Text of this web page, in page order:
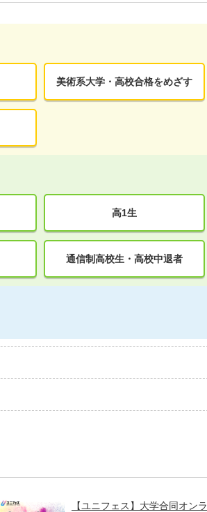
美術系大学・高校合格をめざす
高1生
通信制高校生・高校中退者
【ユニフェス】大学合同オンラ